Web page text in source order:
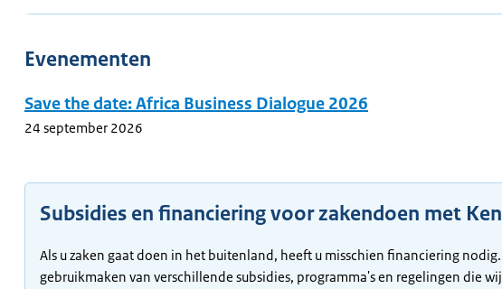
Evenementen
Save the date: Africa Business Dialogue 2026
24 september 2026
Subsidies en financiering voor zakendoen met
Als u zaken gaat doen in het buitenland, heeft u misschien financiering
gebruikmaken van verschillende subsidies, programma's en regelingen die wij